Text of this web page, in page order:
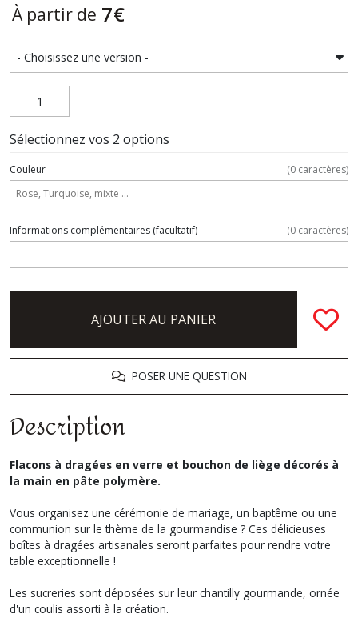
À partir de 7€
Sélectionnez vos 2 options
Couleur (0 caractères)
Informations complémentaires (facultatif) (0 caractères)
AJOUTER AU PANIER
POSER UNE QUESTION
Description
Flacons à dragées en verre et bouchon de liège décorés à
la main en pâte polymère.
Vous organisez une cérémonie de mariage, un baptême ou une
communion sur le thème de la gourmandise ? Ces délicieuses
boîtes à dragées artisanales seront parfaites pour rendre votre
table exceptionnelle !
Les sucreries sont déposées sur leur chantilly gourmande, ornée
d'un coulis assorti à la création.